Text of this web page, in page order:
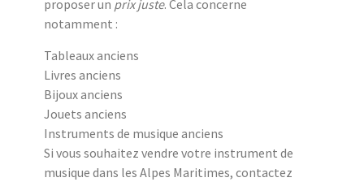
proposer un prix juste. Cela concerne
notamment :
Tableaux anciens
Livres anciens
Bijoux anciens
Jouets anciens
Instruments de musique anciens
Si vous souhaitez vendre votre instrument de
musique dans les Alpes Maritimes, contactez